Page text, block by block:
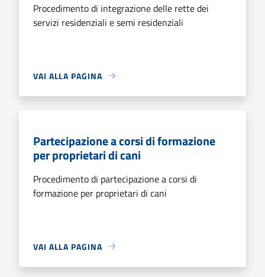
Procedimento di integrazione delle rette dei
servizi residenziali e semi residenziali
VAI ALLA PAGINA
Partecipazione a corsi di formazione
per proprietari di cani
Procedimento di partecipazione a corsi di
formazione per proprietari di cani
VAI ALLA PAGINA